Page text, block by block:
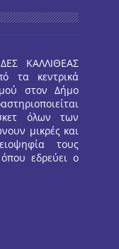
ΚΑΛΛΙΘΕΑΣ
τα κεντρικά
στον Δήμο
όλων των
μικρές και
τους
εδρεύει ο